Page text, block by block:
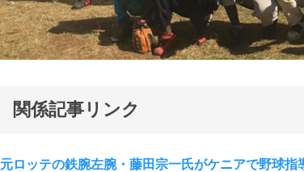
関係記事リンク
元ロッテの鉄腕左腕・藤田宗一氏がケニアで野